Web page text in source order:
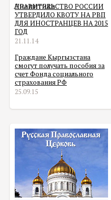
Аналитика
ПРАВИТЕЛЬСТВО РОССИИ
УТВЕРДИЛО КВОТУ НА РВП
ДЛЯ ИНОСТРАНЦЕВ НА 2015
ГОД
21.11.14
Граждане Кыргызстана
смогут получать пособия за
счет Фонда социального
страхования РФ
25.09.15